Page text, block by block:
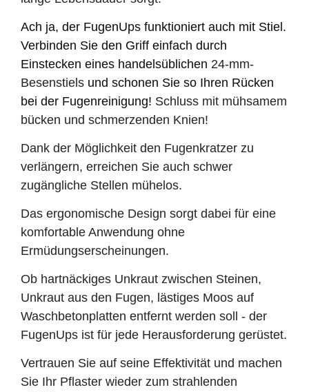
Ach ja, der FugenUps funktioniert auch mit Stiel.
Verbinden Sie den Griff einfach durch
Einstecken eines handelsüblichen 24-mm-
Besenstiels und schonen Sie so Ihren Rücken
bei der Fugenreinigung! Schluss mit mühsamem
bücken und schmerzenden Knien!
Dank der Möglichkeit den Fugenkratzer zu
verlängern, erreichen Sie auch schwer
zugängliche Stellen mühelos.
Das ergonomische Design sorgt dabei für eine
komfortable Anwendung ohne
Ermüdungserscheinungen.
Ob hartnäckiges Unkraut zwischen Steinen,
Unkraut aus den Fugen, lästiges Moos auf
Waschbetonplatten entfernt werden soll - der
FugenUps ist für jede Herausforderung gerüstet.
Vertrauen Sie auf seine Effektivität und machen
Sie Ihr Pflaster wieder zum strahlenden